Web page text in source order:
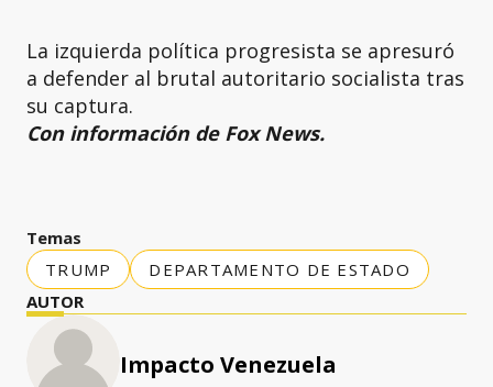
La izquierda política progresista se apresuró
a defender al brutal autoritario socialista tras
su captura.
Con información de Fox News.
Temas
TRUMP
DEPARTAMENTO DE ESTADO
AUTOR
Impacto Venezuela